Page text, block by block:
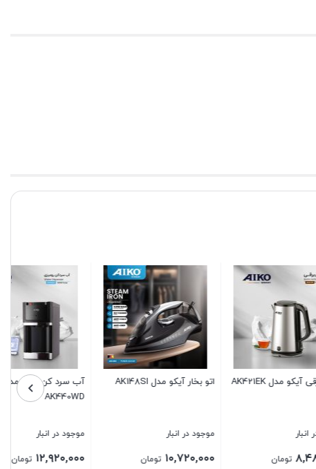
اتو بخار آیکو مدل AK148SI
تومان
آب سرد کن آیکو مدل
تومان